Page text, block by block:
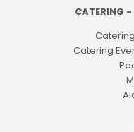
CATERING
Catering